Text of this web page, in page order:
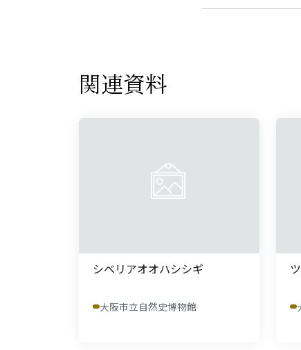
関連資料
シベリアオオハシシギ
大阪市立自然史博物館